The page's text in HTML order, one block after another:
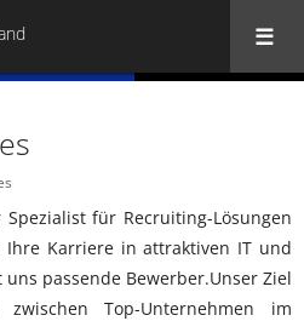
Spezialist für Recruiting-Lösungen
Ihre Karriere in attraktiven IT und
uns passende Bewerber.Unser Ziel
Top-Unternehmen im